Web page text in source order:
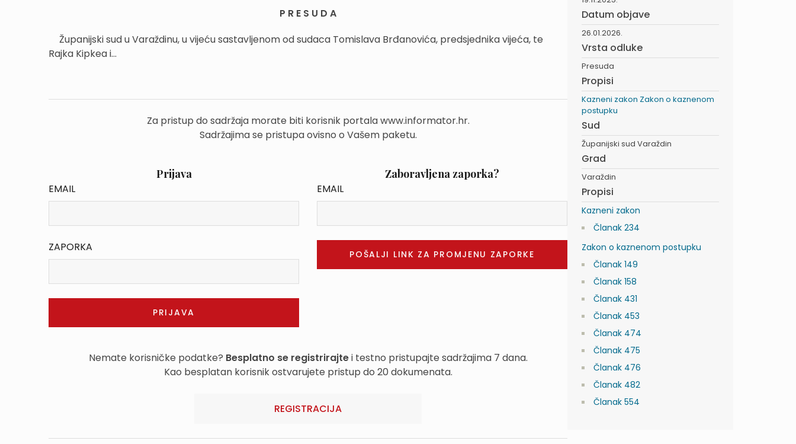
P R E S U D A
Županijski sud u Varaždinu, u vijeću sastavljenom od sudaca Tomislava Brđanovića, predsjednika vijeća, te
Rajka Kipkea i...
Za pristup do sadržaja morate biti korisnik portala www.informator.hr.
Sadržajima se pristupa ovisno o Vašem paketu.
Prijava
EMAIL
ZAPORKA
Zaboravljena zaporka?
EMAIL
Nemate korisničke podatke? Besplatno se registrirajtei testno pristupajte sadržajima 7 dana.
Kao besplatan korisnik ostvarujete pristup do 20 dokumenata.
REGISTRACIJA
Datum objave
26.01.2026.
Vrsta odluke
Presuda
Propisi
Kazneni zakon Zakon o kaznenom
postupku
Sud
Županijski sud Varaždin
Grad
Varaždin
Propisi
Kazneni zakon
Članak 234
Zakon o kaznenom postupku
Članak 149
Članak 158
Članak 431
Članak 453
Članak 474
Članak 475
Članak 476
Članak 482
Članak 554